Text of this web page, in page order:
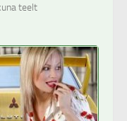
teelt